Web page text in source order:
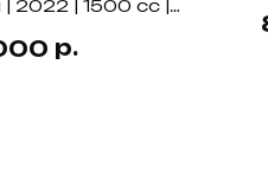
2022 | 1500 cc |
р.